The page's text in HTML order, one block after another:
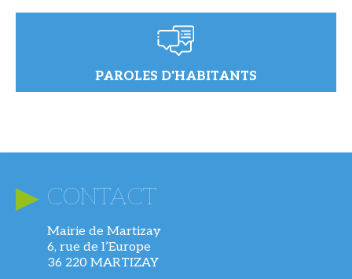
PAROLES D'HABITANTS
CONTACT
Mairie de Martizay
6, rue de l’Europe
36 220 MARTIZAY